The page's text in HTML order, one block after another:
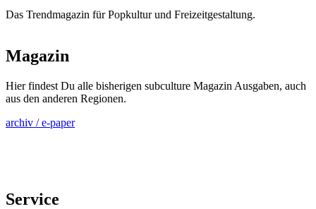
Das Trendmagazin für Popkultur und Freizeitgestaltung.
Magazin
Hier findest Du alle bisherigen subculture Magazin Ausgaben, auch
aus den anderen Regionen.
archiv / e-paper
Service